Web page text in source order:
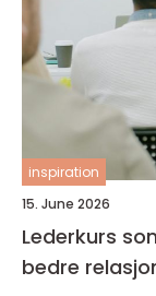
inspiration
15. June 2026
Lederkurs
bedre